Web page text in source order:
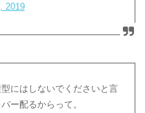
2019
にはしないでくださいと言
ー配るからって。